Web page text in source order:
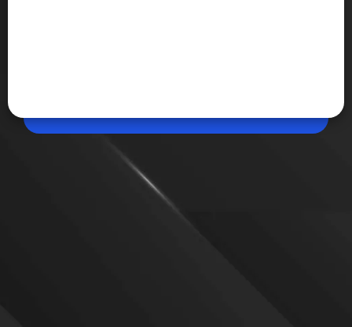
May 08, 2026, 09:20 AM (IST)
Google लाया नया फिटनेस बैंड, Whoop से मिलेगी टक्कर
Google ने ग्लोबल बाजार में Google Fitbit Air को पेश किया है। यह